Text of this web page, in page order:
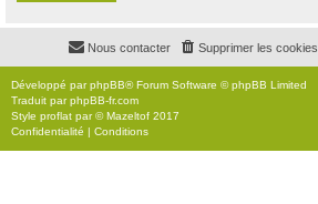
Supprimer les cookies
Nous contacter
Développé parphpBB® Forum Software © phpBB Limited
Traduit parphpBB-fr.com
Style proflat par ©Mazeltof 2017
Confidentialité | Conditions